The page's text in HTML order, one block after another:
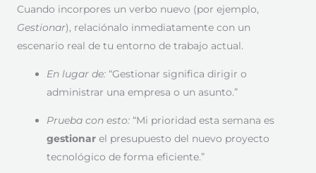
Cuando incorpores un verbo nuevo (por ejemplo,
Gestionar), relaciónalo inmediatamente con un
escenario real de tu entorno de trabajo actual.
En lugar de: “Gestionar significa dirigir o
administrar una empresa o un asunto.”
Prueba con esto: “Mi prioridad esta semana es
gestionar el presupuesto del nuevo proyecto
tecnológico de forma eficiente.”